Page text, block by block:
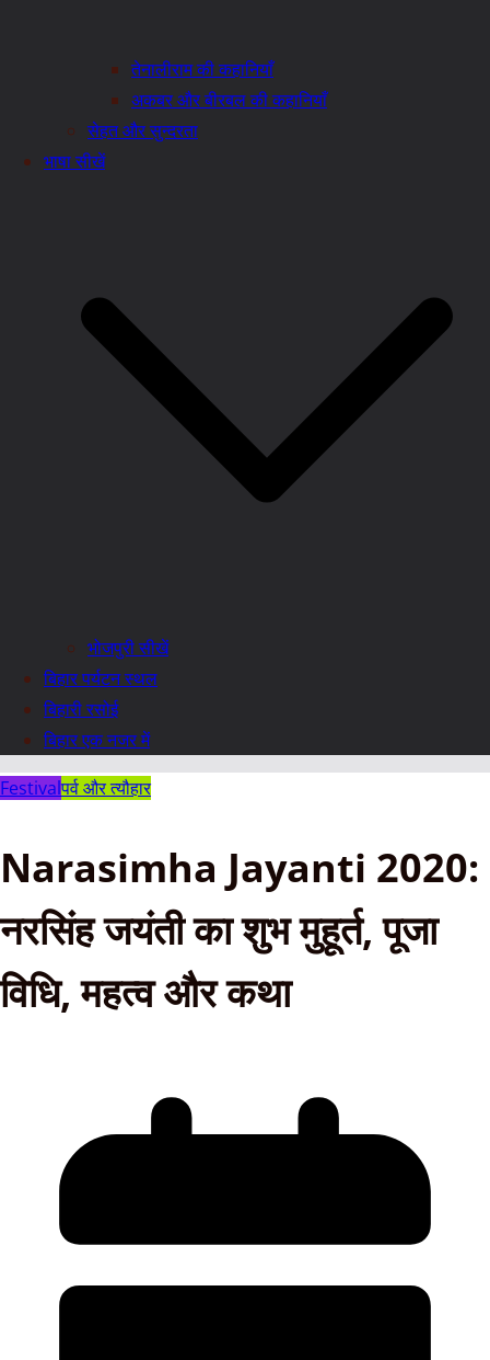
तेनालीराम की कहानियाँ
अकबर और बीरबल की कहानियाँ
सेहत और सुन्दरता
भाषा सीखें
भोजपुरी सीखें
बिहार पर्यटन स्थल
बिहारी रसोई
बिहार एक नजर में
Festivalपर्व और त्यौहार
Narasimha Jayanti 2020:
नरसिंह जयंती का शुभ मुहूर्त, पूजा
विधि, महत्व और कथा